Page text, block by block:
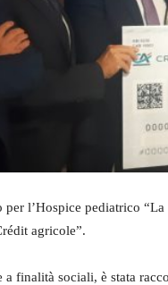
l’Hospice pediatrico
agricole”.
a finalità sociali, è stata